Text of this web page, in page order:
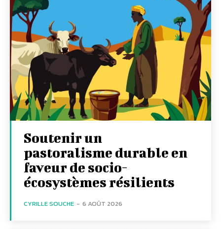
Soutenir un
pastoralisme durable en
faveur de socio-
écosystèmes résilients
CYRILLE SOUCHE - 6 AOÛT 2026